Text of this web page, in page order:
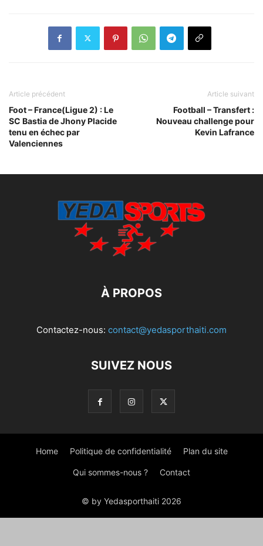
Article précédent
Foot – France(Ligue 2) : Le
SC Bastia de Jhony Placide
tenu en échec par
Valenciennes
Article suivant
Football – Transfert :
Nouveau challenge pour
Kevin Lafrance
À PROPOS
Contactez-nous: contact@yedasporthaiti.com
SUIVEZ NOUS
Home Politique de confidentialité Plan du site
Qui sommes-nous ? Contact
© by Yedasporthaiti 2026